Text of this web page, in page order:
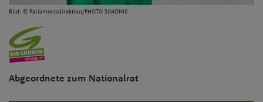
Bild: © Parlamentsdirektion/PHOTO SIMONIS
Abgeordnete zum Nationalrat